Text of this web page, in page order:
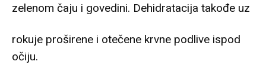
zelenom čaju i govedini. Dehidratacija takođe uz
rokuje proširene i otečene krvne podlive ispod
očiju.